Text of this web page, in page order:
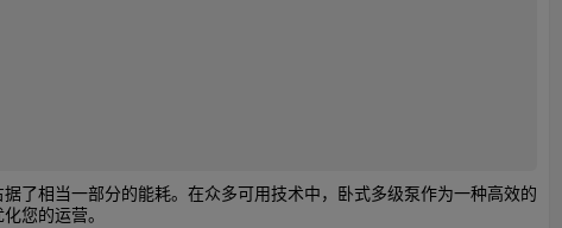
了相当一部分的能耗。在众多可用技术中，卧式多级泵作为一种高效的
您的运营。